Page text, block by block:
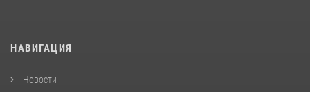
НАВИГАЦИЯ
Новости